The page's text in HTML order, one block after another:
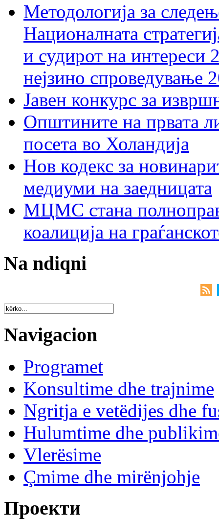
Методологија за
Националната
и судирот на интереси
нејзино спроведување
Јавен конкурс за
Општините на првата
посета во Холандија
Нов кодекс за
медиуми на заедницата
МЦМС стана
коалиција на
Na ndiqni
Navigacion
Programet
Konsultime dhe trajnime
Ngritja e vetëdijes dhe
Hulumtime dhe
Vlerësime
Çmime dhe mirënjohje
Проекти